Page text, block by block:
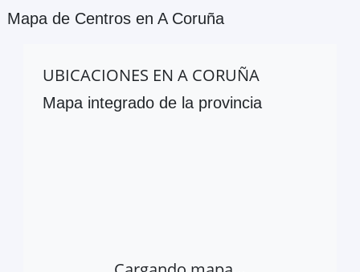
Mapa de Centros en A Coruña
UBICACIONES EN A CORUÑA
Mapa integrado de la provincia